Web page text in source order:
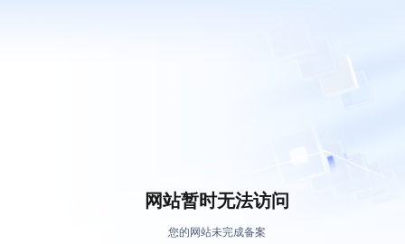
网站暂时无法访问
您的网站未完成备案